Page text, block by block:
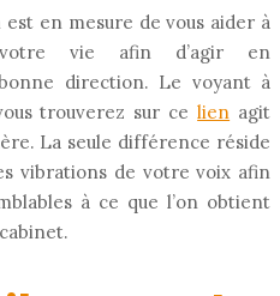
en mesure de vous aider à
votre vie afin d’agir en
direction. Le voyant à
trouverez sur celien agit
La seule différence réside
vibrations de votre voix afin
à ce que l’on obtient